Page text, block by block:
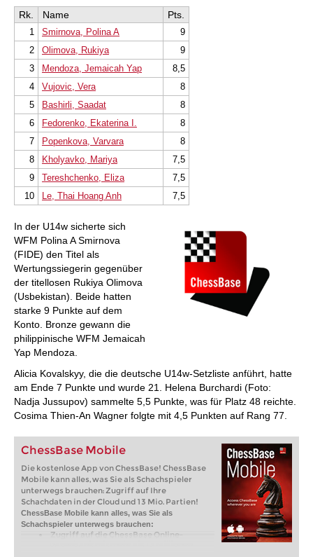
Rk. Name Pts.
1 Smirnova, Polina A
9
2
Olimova, Rukiya
9
3
Mendoza, Jemaicah Yap
8,5
4
Vujovic, Vera
8
5
Bashirli, Saadat
8
6
Fedorenko, Ekaterina I.
8
7
Popenkova, Varvara
8
8
Kholyavko, Mariya
7,5
9
Tereshchenko, Eliza
7,5
10
Le, Thai Hoang Anh 7,5
In der U14w sicherte sich
WFM Polina A Smirnova
(FIDE) den Titel als
Wertungssiegerin gegenüber
der titellosen Rukiya Olimova
(Usbekistan). Beide hatten
starke 9 Punkte auf dem
Konto. Bronze gewann die
philippinische WFM Jemaicah
Yap Mendoza.
Alicia Kovalskyy, die die deutsche U14w-Setzliste anführt, hatte
am Ende 7 Punkte und wurde 21. Helena Burchardi (Foto:
Nadja Jussupov) sammelte 5,5 Punkte, was für Platz 48 reichte.
Cosima Thien-An Wagner folgte mit 4,5 Punkten auf Rang 77.
ChessBase Mobile
Die kostenlose App von ChessBase! ChessBase
Mobile kann alles, was Sie als Schachspieler
unterwegs brauchen: Zugriff auf Ihre
Schachdaten in der Cloud und 13 Mio. Partien!
ChessBase Mobile kann alles, was Sie als
Schachspieler unterwegs brauchen:
Zugriff auf die ChessBase Online-